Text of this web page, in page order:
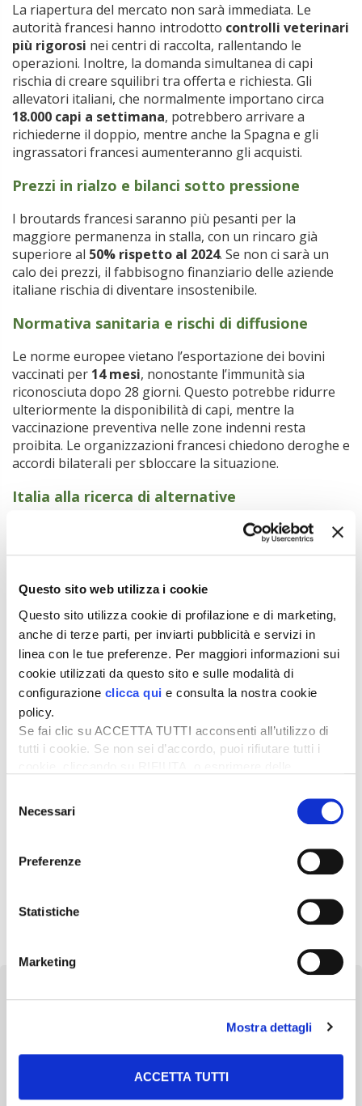
Questo sito web utilizza i cookie
Questo sito utilizza cookie di profilazione e di marketing,
anche di terze parti, per inviarti pubblicità e servizi in
linea con le tue preferenze. Per maggiori informazioni sui
cookie utilizzati da questo sito e sulle modalità di
configurazione clicca qui e consulta la nostra cookie
policy.
Se fai clic su ACCETTA TUTTI acconsenti all’utilizzo di
tutti i cookie. Se non sei d’accordo, puoi rifiutare tutti i
desideri accettare e cliccando ACCETTA SELEZIONATI.
delNecessari
Preferenze
Statistiche
Marketing
Mostra dettagli
ACCETTA TUTTI
La riapertura del mercato non sarà immediata. Le
autorità francesi hanno introdotto controlli veterinari
più rigorosi nei centri di raccolta, rallentando le
operazioni. Inoltre, la domanda simultanea di capi
rischia di creare squilibri tra offerta e richiesta. Gli
allevatori italiani, che normalmente importano circa
18.000 capi a settimana, potrebbero arrivare a
richiederne il doppio, mentre anche la Spagna e gli
ingrassatori francesi aumenteranno gli acquisti.
Prezzi in rialzo e bilanci sotto pressione
I broutards francesi saranno più pesanti per la
maggiore permanenza in stalla, con un rincaro già
superiore al 50% rispetto al 2024. Se non ci sarà un
calo dei prezzi, il fabbisogno finanziario delle aziende
italiane rischia di diventare insostenibile.
Normativa sanitaria e rischi di diffusione
Le norme europee vietano l’esportazione dei bovini
vaccinati per 14 mesi, nonostante l’immunità sia
riconosciuta dopo 28 giorni. Questo potrebbe ridurre
ulteriormente la disponibilità di capi, mentre la
vaccinazione preventiva nelle zone indenni resta
proibita. Le organizzazioni francesi chiedono deroghe e
accordi bilaterali per sbloccare la situazione.
Italia alla ricerca di alternative
Negli ultimi mesi, le grandi aziende italiane hanno
riattivato canali di approvvigionamento in altri Paesi
logistici e la minore conformazione dei capi rendono
queste soluzioni parziali. La scarsità di broutards
francesi non si risolverà presto: la riduzione delle
nascite primaverili e il calo strutturale dell’offerta
mantengono alta la pressione sui prezzi.
Tratto dall’articolo pubblicato suL’Informatore Agrario
37/2025
Import incerto per i ristalli francesi
di D. Bonfante
Per leggere l’articolo completo
Argomenti:
LUMPY SKIN DISEASE
Newsletter
Scopri un servizio d'informazione di alta qualità. Tagliato sulle tue
esigenze.